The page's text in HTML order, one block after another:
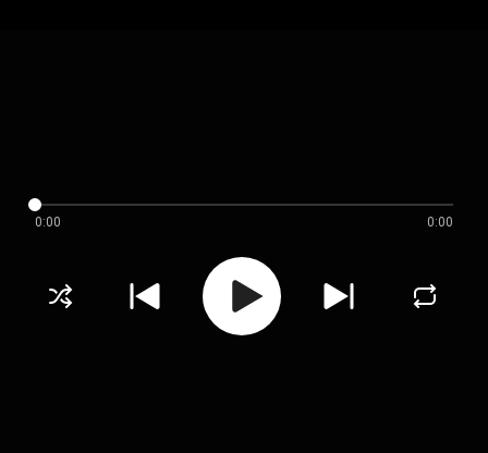
0:00 0:00